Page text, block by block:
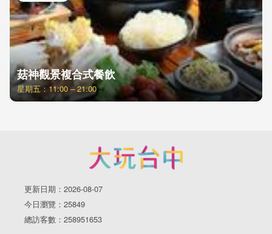
菇神觀景複合式餐飲
星期五：11:00 – 21:00
更新日期：2026-08-07
今日瀏覽：25849
總訪客數：258951653